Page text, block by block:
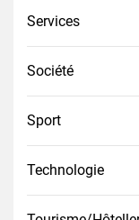
Services
Société
Sport
Technologie